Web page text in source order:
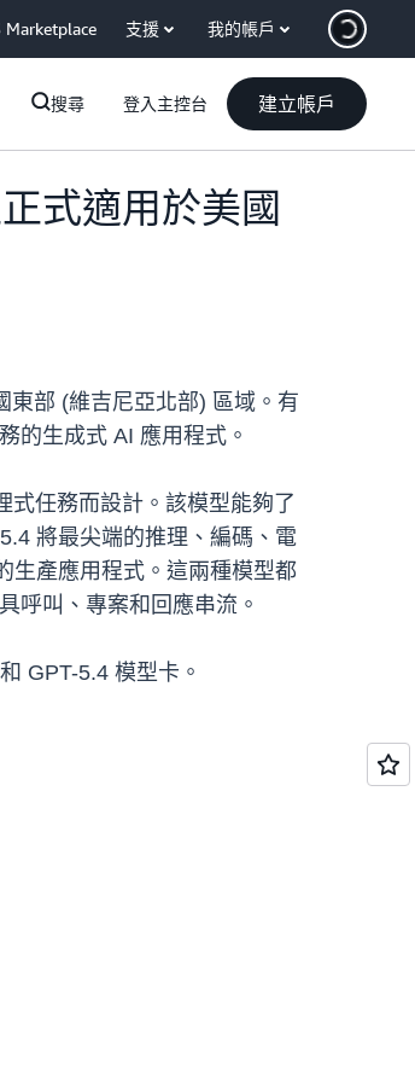
Marketplace 支援 我的帳戶
搜尋 登入主控台 建立帳戶
式適用於美國
東部 (維吉尼亞北部) 區域。有
的生成式 AI 應用程式。
式任務而設計。該模型能夠了
將最尖端的推理、編碼、電
生產應用程式。這兩種模型都
呼叫、專案和回應串流。
GPT-5.4 模型卡。